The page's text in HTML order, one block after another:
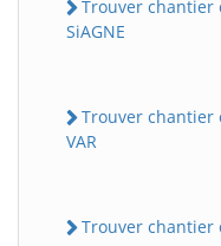
Trouver chantier
SiAGNE
Trouver chantier
VAR
Trouver chantier